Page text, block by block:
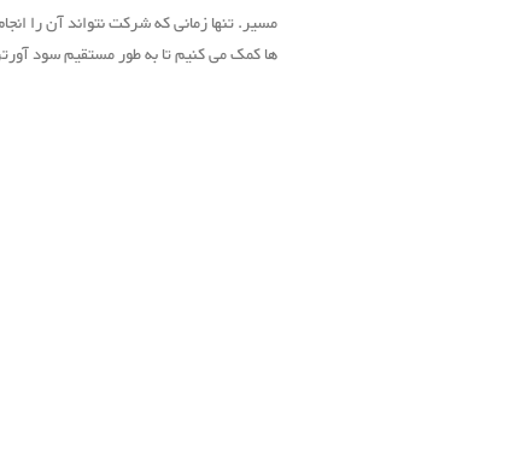
مسیر. تنها زمانی که شرکت نتواند آن را
ها کمک می کنیم تا به طور مستقیم سود